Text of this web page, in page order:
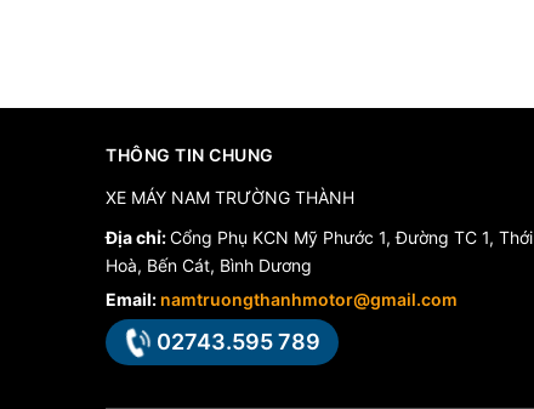
THÔNG TIN CHUNG
XE MÁY NAM TRƯỜNG THÀNH
Địa chỉ:Cổng Phụ KCN Mỹ Phước 1, Đường TC 1, Thới
Hoà, Bến Cát, Bình Dương
Email: namtruongthanhmotor@gmail.com
02743.595 789